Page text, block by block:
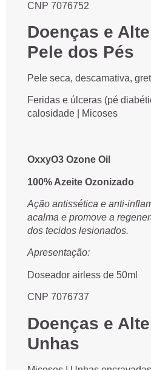
CNP 7076752
Doenças e
Pele dos Pés
Pele seca, descamativa,
Feridas e úlceras (pé
calosidade | Micoses
OxxyO3 Ozone Oil
100% Azeite Ozonizado
Ação antissética e anti-
acalma e promove a
dos tecidos lesionados.
Apresentação:
Doseador airless de 50ml
CNP 7076737
Doenças e
Unhas